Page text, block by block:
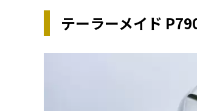
テーラーメイド